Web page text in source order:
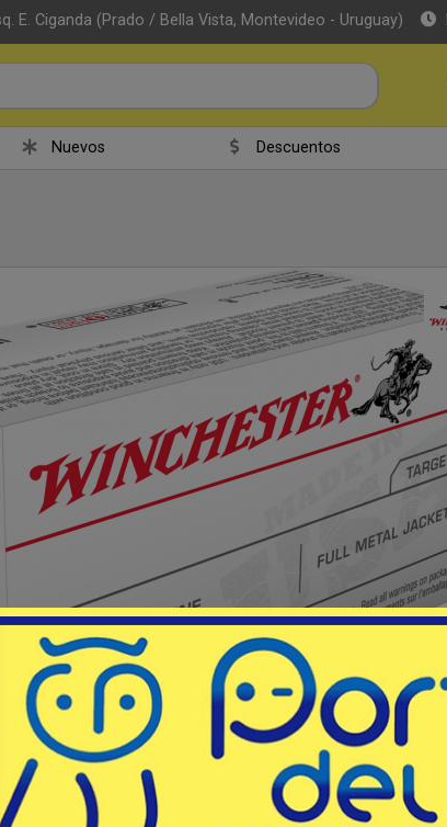
por email
Enviar
E. Ciganda (Prado / Bella Vista, Montevideo - Uruguay)
Nuevos Descuentos